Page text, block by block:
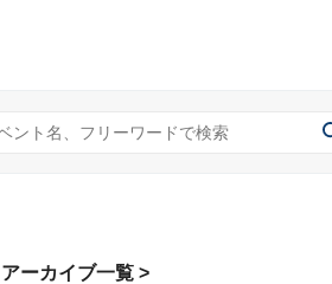
アーカイブ一覧 >